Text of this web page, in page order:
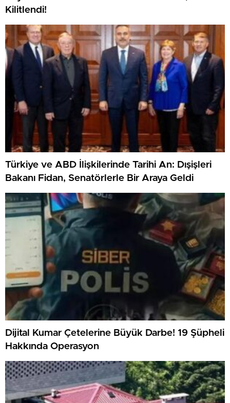
Kilitlendi!
Türkiye ve ABD İlişkilerinde Tarihi An: Dışişleri
Bakanı Fidan, Senatörlerle Bir Araya Geldi
Dijital Kumar Çetelerine Büyük Darbe! 19 Şüpheli
Hakkında Operasyon